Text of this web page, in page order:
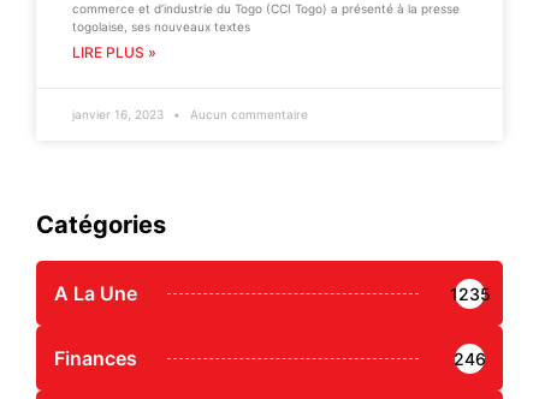
commerce et d’industrie du Togo (CCI Togo) a présenté à la presse
togolaise, ses nouveaux textes
LIRE PLUS »
janvier 16, 2023 Aucun commentaire
Catégories
A La Une 1235
Finances 246